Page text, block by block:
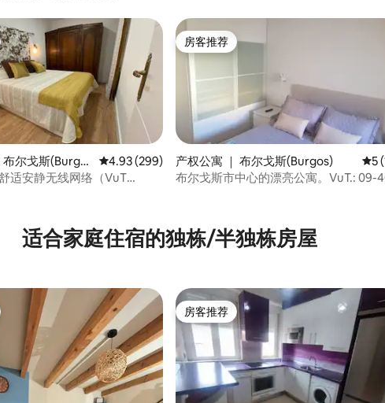
），共 270 条评价
布尔戈斯(Burgo
平均评分 4.93 分（满分 5 分），共 299 条评价
4.93 (299)
适安静无线网络（VuT
房客推荐
房客推荐
产权公寓 ｜ 布尔戈斯(Burgos) 平5
布尔戈斯市中心的漂亮公寓。VuT.: 09-
适合家庭住宿的独栋/半独栋房屋
房客推荐
房客推荐